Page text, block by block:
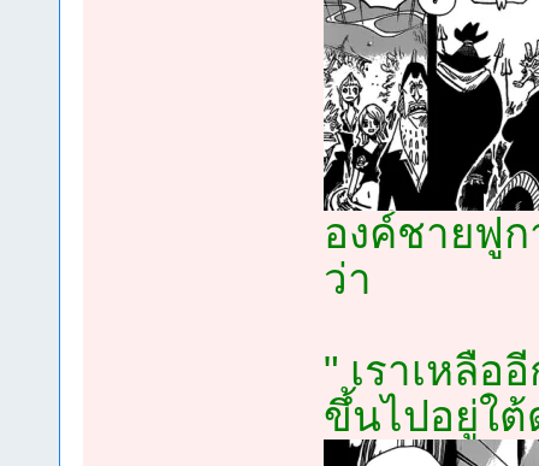
องค์ชายฟูก
ว่า
" เราเหลือ
ขึ้นไปอยู่ใต้